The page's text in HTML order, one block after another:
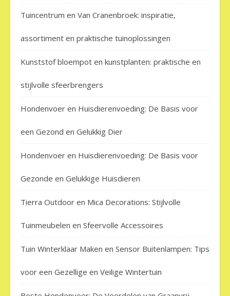
Tuincentrum en Van Cranenbroek: inspiratie,
assortiment en praktische tuinoplossingen
Kunststof bloempot en kunstplanten: praktische en
stijlvolle sfeerbrengers
Hondenvoer en Huisdierenvoeding: De Basis voor
een Gezond en Gelukkig Dier
Hondenvoer en Huisdierenvoeding: De Basis voor
Gezonde en Gelukkige Huisdieren
Tierra Outdoor en Mica Decorations: Stijlvolle
Tuinmeubelen en Sfeervolle Accessoires
Tuin Winterklaar Maken en Sensor Buitenlampen: Tips
voor een Gezellige en Veilige Wintertuin